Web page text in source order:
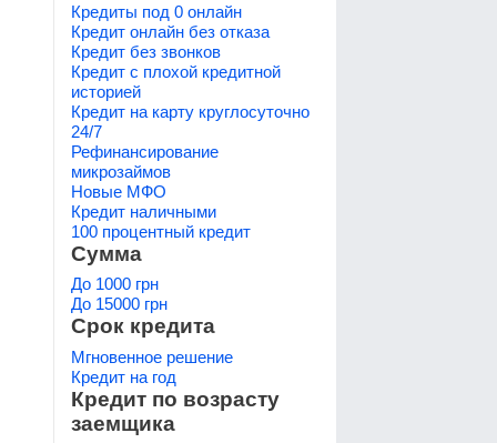
Кредиты под 0 онлайн
Кредит онлайн без отказа
Кредит без звонков
Кредит с плохой кредитной
историей
Кредит на карту круглосуточно
24/7
Рефинансирование
микрозаймов
Новые МФО
Кредит наличными
100 процентный кредит
Сумма
До 1000 грн
До 15000 грн
Срок кредита
Мгновенное решение
Кредит на год
Кредит по возрасту
заемщика